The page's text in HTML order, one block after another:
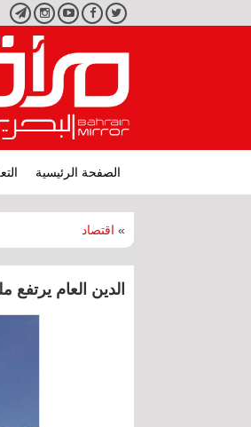
تويتر فيسبوكيوتيوبانستجرام
الصفحة الرئيسية
» اقتصاد
الدين العام